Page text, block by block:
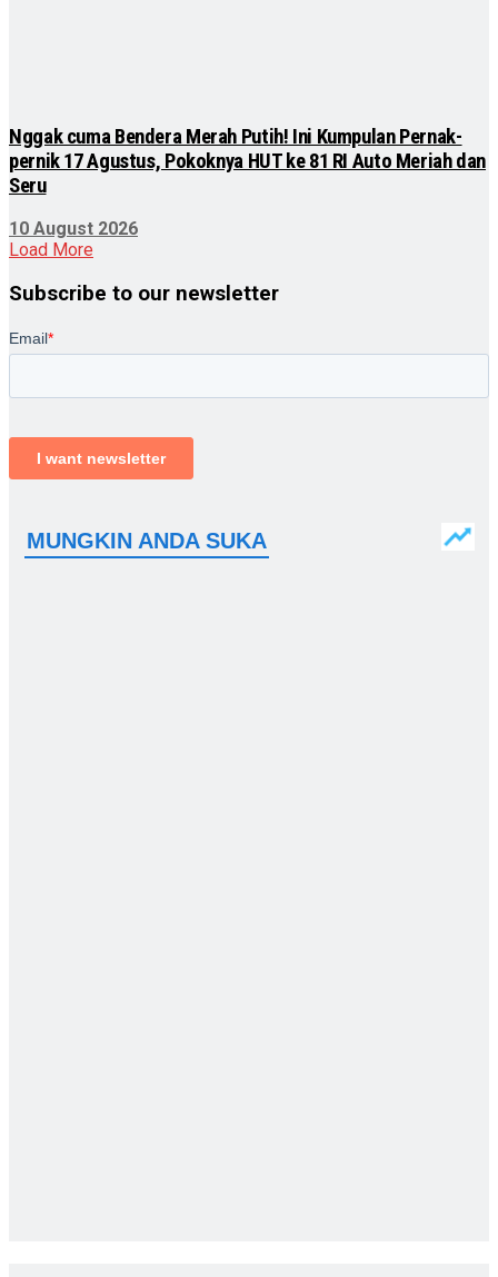
Nggak cuma Bendera Merah Putih! Ini Kumpulan Pernak-
pernik 17 Agustus, Pokoknya HUT ke 81 RI Auto Meriah dan
Seru
10 August 2026
Load More
Subscribe to our newsletter